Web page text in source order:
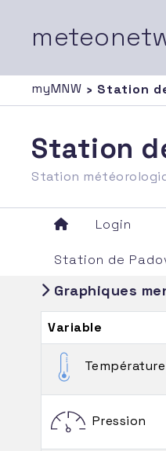
myMNW › Station
Station
Station
Login
Station de
Graphiques
Variable
Température
Pression